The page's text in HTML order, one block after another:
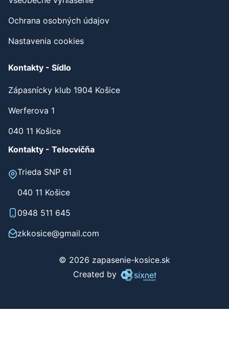
Ochrana osobných údajov
Nastavenia cookies
Kontakty - Sídlo
Zápasnícky klub 1904 Košice
Werferova 1
040 11 Košice
Kontakty - Telocvičňa
Trieda SNP 61
040 11 Košice
0948 511 645
zkkosice@gmail.com
© 2026 zapasenie-kosice.sk
Created by